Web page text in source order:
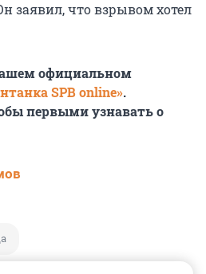
заявил, что взрывом хотел
официальном
SPB online».
первыми узнавать о